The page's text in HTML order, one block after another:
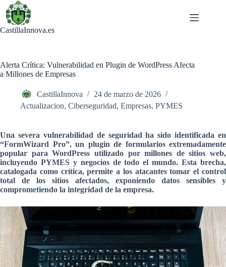
Saltar
contenido
CastillaInnova.es
Alerta Crítica: Vulnerabilidad en Plugin de WordPress Afecta
a Millones de Empresas
CastillaInnova
24 de marzo de 2026
Actualizacion, Ciberseguridad, Empresas, PYMES
Una severa vulnerabilidad de seguridad ha sido identificada en
“FormWizard Pro”, un plugin de formularios extremadamente
popular para WordPress utilizado por millones de sitios web,
incluyendo PYMES y negocios de todo el mundo. Esta brecha,
catalogada como crítica, permite a los atacantes tomar el control
total de los sitios afectados, exponiendo datos sensibles y
comprometiendo la integridad de la empresa.